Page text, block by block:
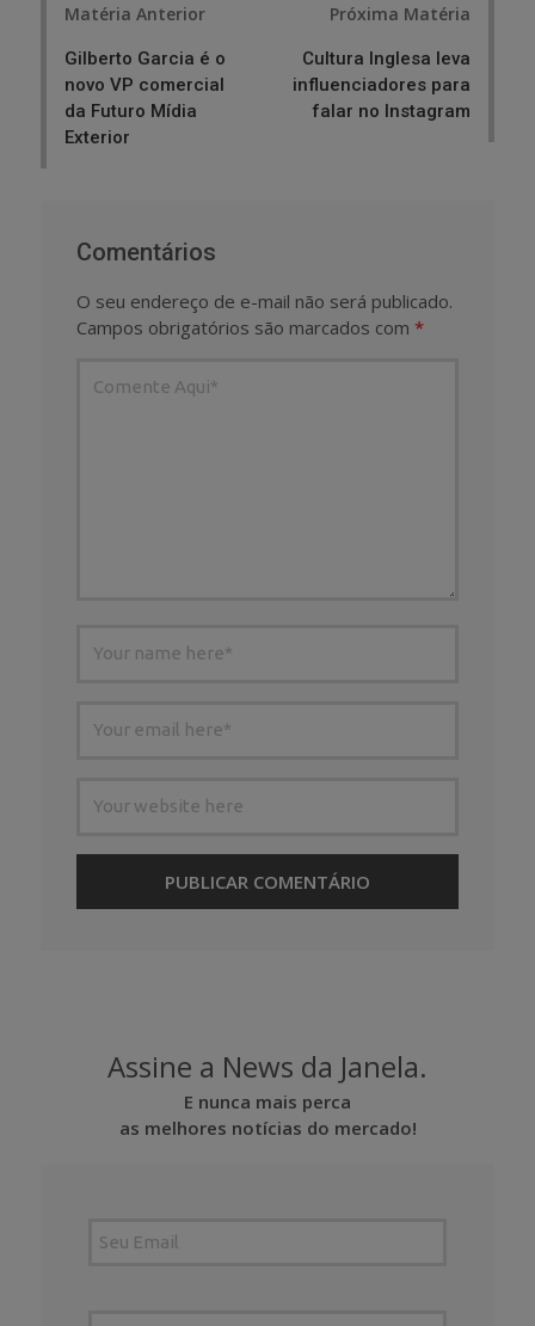
Matéria Anterior
Gilberto Garcia é o
novo VP comercial
da Futuro Mídia
Exterior
Próxima Matéria
Cultura Inglesa leva
influenciadores para
falar no Instagram
Comentários
O seu endereço de e-mail não será publicado.
Campos obrigatórios são marcados com *
Assine a News da Janela.
E nunca mais perca
as melhores notícias do mercado!